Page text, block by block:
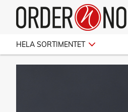
HELA SORTIMENTET